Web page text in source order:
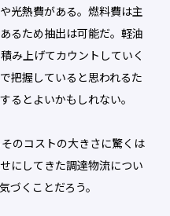
光熱費がある。燃料費は主
るため抽出は可能だ。軽油
み上げてカウントしていく
把握していると思われるた
るとよいかもしれない。
のコストの大きさに驚くは
にしてきた調達物流につい
づくことだろう。